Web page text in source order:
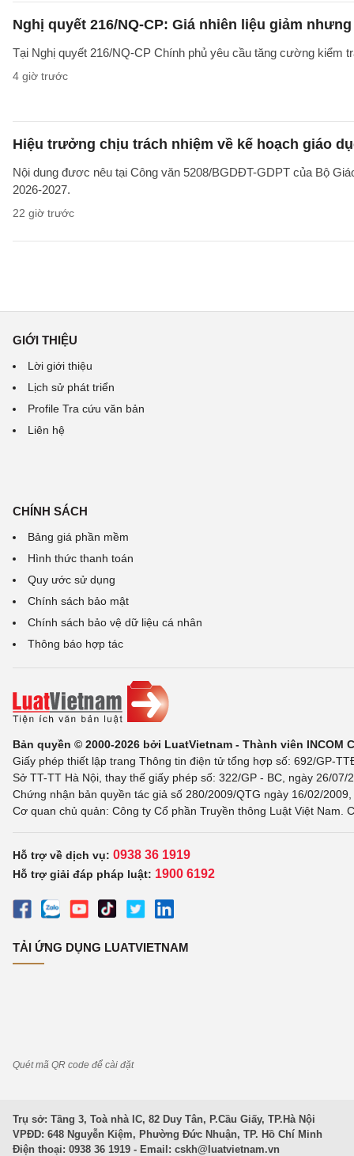
Nghị quyết 216/NQ-CP: Giá nhiên liệu giảm
Tại Nghị quyết 216/NQ-CP Chính phủ yêu cầu tăng cường kiểm
4 giờ trước
Hiệu trưởng chịu trách nhiệm về kế hoạch giáo
Nội dung đươc nêu tại Công văn 5208/BGDĐT-GDPT của Bộ
2026-2027.
22 giờ trước
GIỚI THIỆU
Lời giới thiệu
Lịch sử phát triển
Profile Tra cứu văn bản
Liên hệ
CHÍNH SÁCH
Bảng giá phần mềm
Hình thức thanh toán
Quy ước sử dụng
Chính sách bảo mật
Chính sách bảo vệ dữ liệu cá nhân
Thông báo hợp tác
Bản quyền © 2000-2026 bởi LuatVietnam - Thành viên INCOM
Giấy phép thiết lập trang Thông tin điện tử tổng hợp số: 692/GP-
Sở TT-TT Hà Nội, thay thế giấy phép số: 322/GP - BC, ngày 26/
Chứng nhận bản quyền tác giả số 280/2009/QTG ngày 16/02/
Cơ quan chủ quản: Công ty Cổ phần Truyền thông Luật Việt Nam.
Hỗ trợ về dịch vụ: 0938 36 1919
Hỗ trợ giải đáp pháp luật: 1900 6192
TẢI ỨNG DỤNG LUATVIETNAM
Quét mã QR code để cài đặt
Trụ sở: Tầng 3, Toà nhà IC, 82 Duy Tân, P.Cầu Giấy, TP.Hà Nội
VPĐD: 648 Nguyễn Kiệm, Phường Đức Nhuận, TP. Hồ Chí Minh
Điện thoại: 0938 36 1919 - Email: cskh@luatvietnam.vn